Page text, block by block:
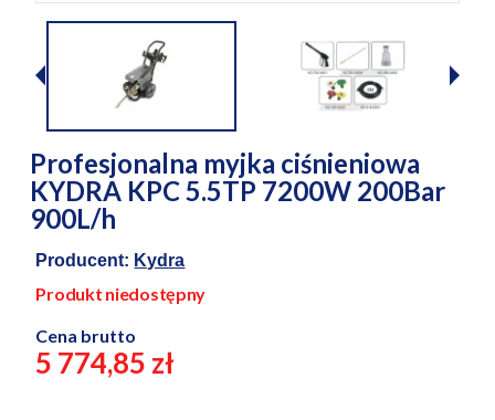
Profesjonalna myjka ciśnieniowa
KYDRA KPC 5.5TP 7200W 200Bar
900L/h
Producent: Kydra
Produkt niedostępny
Cena brutto
5 774,85 zł